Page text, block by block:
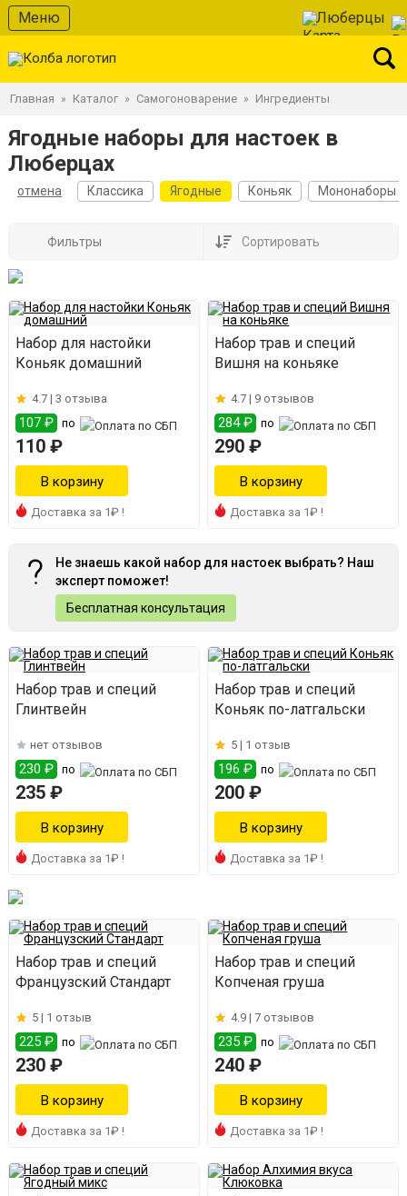
Меню Люберцы
Главная » Каталог » Самогоноварение » Ингредиенты
Ягодные наборы для настоек в
Люберцах
отмена Классика Ягодные Коньяк Мононаборы
Фильтры Сортировать
Набор для настойки
Коньяк домашний
4.7 | 3 отзыва
107 ₽ по
110 ₽
Доставка за 1₽ !
Набор трав и специй
Вишня на коньяке
4.7 | 9 отзывов
284 ₽ по
290 ₽
Доставка за 1₽ !
Не знаешь какой набор для настоек выбрать? Наш
эксперт поможет!
Бесплатная консультация
Набор трав и специй
Глинтвейн
нет отзывов
230 ₽ по
235 ₽
Доставка за 1₽ !
Набор трав и специй
Коньяк по-латгальски
5 | 1 отзыв
196 ₽ по
200 ₽
Доставка за 1₽ !
Набор трав и специй
Французский Стандарт
5 | 1 отзыв
225 ₽ по
230 ₽
Доставка за 1₽ !
Набор трав и специй
Копченая груша
4.9 |7 отзывов
235 ₽ по
240 ₽
Доставка за 1₽ !